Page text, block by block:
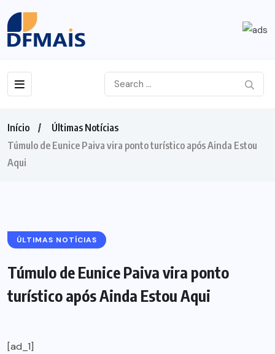
Início
Últimas Notícias
Túmulo de Eunice Paiva vira ponto turístico após Ainda Estou
Aqui
ÚLTIMAS NOTÍCIAS
Túmulo de Eunice Paiva vira ponto
turístico após Ainda Estou Aqui
[ad_1]